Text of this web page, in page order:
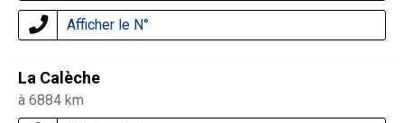
Afficher le N°
La Calèche
à 6884 km